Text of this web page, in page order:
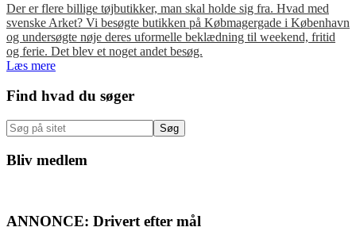
Der er flere billige tøjbutikker, man skal holde sig fra. Hvad med
svenske Arket? Vi besøgte butikken på Købmagergade i København
og undersøgte nøje deres uformelle beklædning til weekend, fritid
og ferie. Det blev et noget andet besøg.
Læs mere
Primær
Sidebar
Find hvad du søger
Søg
på
sitet
Bliv medlem
ANNONCE: Drivert efter mål